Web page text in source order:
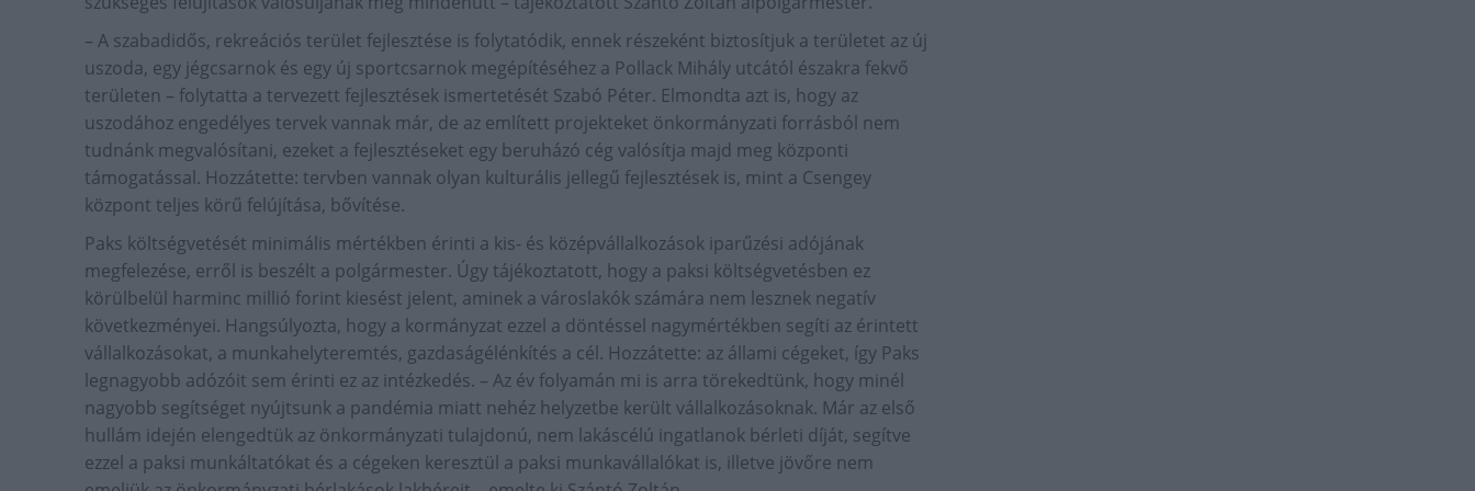
– A szabadidős, rekreációs terület fejlesztése is folytatódik, ennek részeként biztosítjuk a területet az új
uszoda, egy jégcsarnok és egy új sportcsarnok megépítéséhez a Pollack Mihály utcától északra fekvő
területen – folytatta a tervezett fejlesztések ismertetését Szabó Péter. Elmondta azt is, hogy az
uszodához engedélyes tervek vannak már, de az említett projekteket önkormányzati forrásból nem
tudnánk megvalósítani, ezeket a fejlesztéseket egy beruházó cég valósítja majd meg központi
támogatással. Hozzátette: tervben vannak olyan kulturális jellegű fejlesztések is, mint a Csengey
központ teljes körű felújítása, bővítése.
Paks költségvetését minimális mértékben érinti a kis- és középvállalkozások iparűzési adójának
megfelezése, erről is beszélt a polgármester. Úgy tájékoztatott, hogy a paksi költségvetésben ez
körülbelül harminc millió forint kiesést jelent, aminek a városlakók számára nem lesznek negatív
következményei. Hangsúlyozta, hogy a kormányzat ezzel a döntéssel nagymértékben segíti az érintett
vállalkozásokat, a munkahelyteremtés, gazdaságélénkítés a cél. Hozzátette: az állami cégeket, így Paks
legnagyobb adózóit sem érinti ez az intézkedés. – Az év folyamán mi is arra törekedtünk, hogy minél
nagyobb segítséget nyújtsunk a pandémia miatt nehéz helyzetbe került vállalkozásoknak. Már az első
hullám idején elengedtük az önkormányzati tulajdonú, nem lakáscélú ingatlanok bérleti díját, segítve
ezzel a paksi munkáltatókat és a cégeken keresztül a paksi munkavállalókat is, illetve jövőre nem